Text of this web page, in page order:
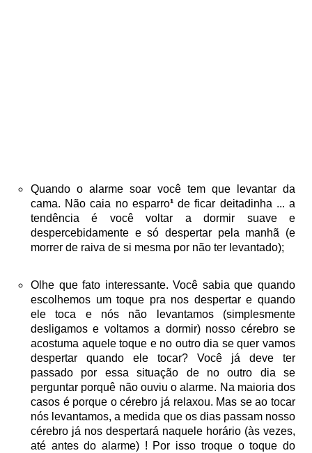
Quando o alarme soar você tem que levantar da
cama. Não caia no esparro¹de ficar deitadinha ... a
tendência é você voltar a dormir suave e
despercebidamente e só despertar pela manhã (e
morrer de raiva de si mesma por não ter levantado);
Olhe que fato interessante. Você sabia que quando
escolhemos um toque pra nos despertar e quando
ele toca e nós não levantamos (simplesmente
desligamos e voltamos a dormir) nosso cérebro se
acostuma aquele toque e no outro dia se quer vamos
despertar quando ele tocar? Você já deve ter
passado por essa situação de no outro dia se
perguntar porquê não ouviu o alarme. Na maioria dos
casos é porque o cérebro já relaxou. Mas se ao tocar
nós levantamos, a medida que os dias passam nosso
cérebro já nos despertará naquele horário (às vezes,
até antes do alarme) ! Por isso troque o toque do